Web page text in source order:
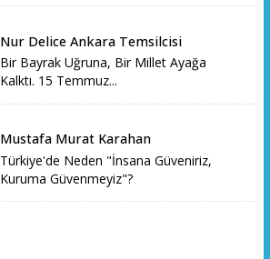
Nur Delice Ankara Temsilcisi
Bir Bayrak Uğruna, Bir Millet Ayağa
Kalktı. 15 Temmuz...
Mustafa Murat Karahan
Türkiye'de Neden "İnsana Güveniriz,
Kuruma Güvenmeyiz"?